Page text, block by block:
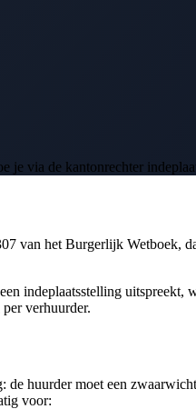
je via de kantonrechter
van het Burgerlijk Wetboek,
indeplaatsstelling
verhuurder.
huurder moet een
voor: